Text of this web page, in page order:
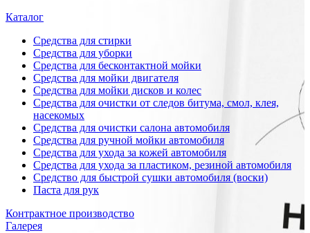
Каталог
Средства для стирки
Средства для уборки
Средства для бесконтактной мойки
Средства для мойки двигателя
Средства для мойки дисков и колес
Средства для очистки от следов битума, смол, клея,
насекомых
Средства для очистки салона автомобиля
Средства для ручной мойки автомобиля
Средства для ухода за кожей автомобиля
Средства для ухода за пластиком, резиной автомобиля
Средство для быстрой сушки автомобиля (воски)
Паста для рук
Контрактное производство
Галерея